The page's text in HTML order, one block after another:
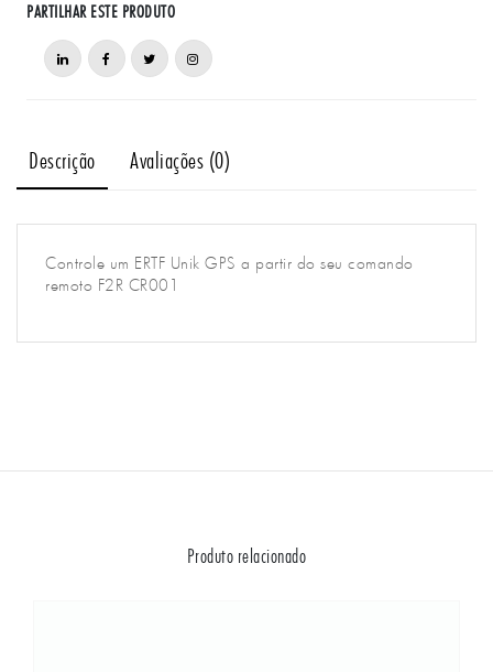
PARTILHAR ESTE PRODUTO
Descrição Avaliações (0)
Controle um ERTF Unik GPS a partir do seu comando
remoto F2R CR001
Produto relacionado